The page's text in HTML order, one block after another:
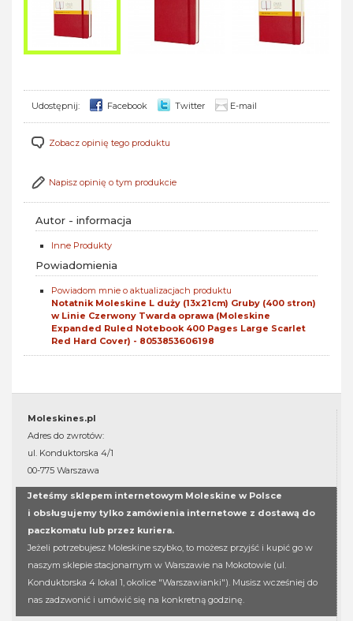
Udostępnij: Facebook Twitter E-mail
Zobacz opinię tego produktu
Napisz opinię o tym produkcie
Autor - informacja
Inne Produkty
Powiadomienia
Powiadom mnie o aktualizacjach produktu
Notatnik Moleskine L duży (13x21cm) Gruby (400 stron)
w Linie Czerwony Twarda oprawa (Moleskine
Expanded Ruled Notebook 400 Pages Large Scarlet
Red Hard Cover) - 8053853606198
Moleskines.pl
Adres do zwrotów:
ul. Konduktorska 4/1
00-775 Warszawa
Jeteśmy sklepem internetowym Moleskine w Polsce
i obsługujemy tylko zamówienia internetowe z dostawą do
paczkomatu lub przez kuriera.
Jeżeli potrzebujesz Moleskine szybko, to możesz przyjść i kupić go w
naszym sklepie stacjonarnym w Warszawie na Mokotowie (ul.
Konduktorska 4 lokal 1, okolice "Warszawianki"). Musisz wcześniej do
nas zadzwonić i umówić się na konkretną godzinę.